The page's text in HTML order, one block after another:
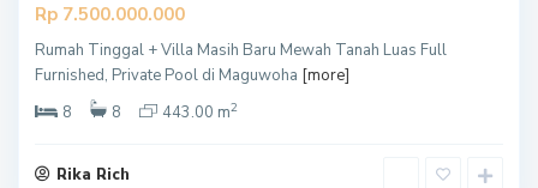
Rp 7.500.000.000
Rumah Tinggal + Villa Masih Baru Mewah Tanah Luas Full
Furnished, Private Pool di Maguwoha [more]
8
8 443.00 m2
Rika Rich
S
l
e
a